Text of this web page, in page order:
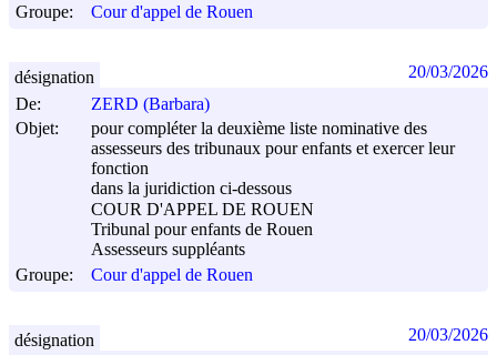
Groupe:
Cour d'appel de Rouen
De:
ZERD (Barbara)
Objet:
pour compléter la deuxième liste nominative des
assesseurs des tribunaux pour enfants et exercer leur
fonction
dans la juridiction ci-dessous
COUR D'APPEL DE ROUEN
Tribunal pour enfants de Rouen
Assesseurs suppléants
Groupe:
Cour d'appel de Rouen
désignation 20/03/2026
désignation 20/03/2026